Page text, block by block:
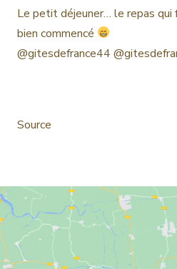
Le petit déjeuner… le repas qui
bien commencé
@gitesdefrance44
Source